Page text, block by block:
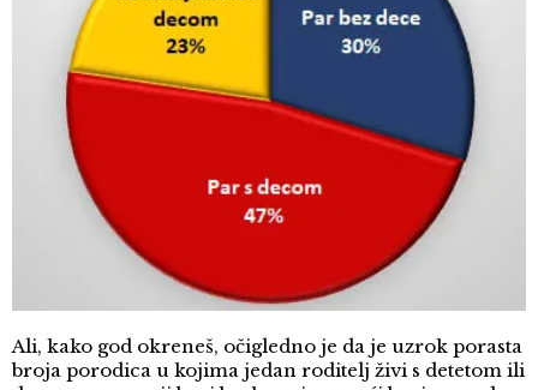
Ali, kako god okreneš, očigledno je da je uzrok porasta
broja porodica u kojima jedan roditelj živi s detetom ili